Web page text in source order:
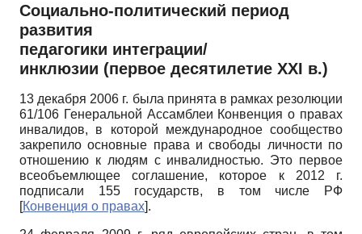
Социально-политический период
развития
педагогики интеграции/
инклюзии (первое десятилетие XXI в.)
13 декабря 2006 г. была принята в рамках резолюции
61/106 Генеральной Ассамблеи Конвенция о правах
инвалидов, в которой международное сообщество
закрепило основные права и свободы личности по
отношению к людям с инвалидностью. Это первое
всеобъемлющее соглашение, которое к 2012 г.
подписали 155 государств, в том числе РФ
[Конвенция о правах].